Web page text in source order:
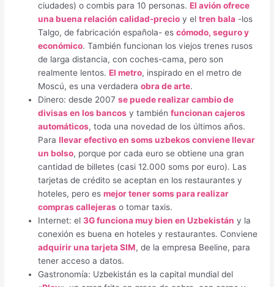
ciudades) o combis para 10 personas.El avión ofrece
una buena relación calidad-precio y eltren bala -los
Talgo, de fabricación española- escómodo, seguro y
económico. También funcionan los viejos trenes rusos
de larga distancia, con coches-cama, pero son
realmente lentos.El metro, inspirado en el metro de
Moscú, es una verdaderaobra de arte.
Dinero: desde 2007se puede realizar cambio de
divisas en los bancos y tambiénfuncionan cajeros
automáticos, toda una novedad de los últimos años.
Parallevar efectivo en soms uzbekos conviene llevar
un bolso, porque por cada euro se obtiene una gran
cantidad de billetes (casi 12.000 soms por euro). Las
tarjetas de crédito se aceptan en los restaurantes y
hoteles, pero esmejor tener soms para realizar
compras callejeras o tomar taxis.
Internet: el3G funciona muy bien en Uzbekistán y la
conexión es buena en hoteles y restaurantes. Conviene
adquirir una tarjeta SIM, de la empresa Beeline, para
tener acceso a datos.
Gastronomía: Uzbekistán es la capital mundial del